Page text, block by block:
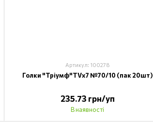
Артикул: 100278
Голки "Тріумф"TVх7 №70/10 (пак 20шт)
235.73 грн/уп
В наявності